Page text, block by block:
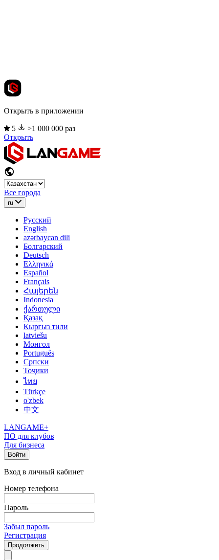
Открыть в приложении
5
>1 000 000 раз
Открыть
Все города
ru
Русский
English
azərbaycan dili
Болгарский
Deutsch
Ελληνικά
Español
Français
Հայերեն
Indonesia
ქართული
Қазақ
Кыргыз тили
latviešu
Монгол
Português
Српски
Тоҷикӣ
ไทย
Türkçe
o'zbek
中文
LANGAME+
ПО для клубов
Для бизнеса
Войти
Вход в личный кабинет
Номер телефона
Пароль
Забыл пароль
Регистрация
Продолжить